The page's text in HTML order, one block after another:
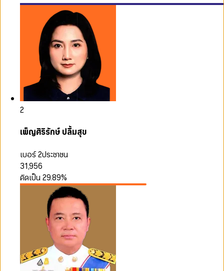
2
เพ็ญศิริรักษ์ ปลื้มสุข
เบอร์ 2ประชาชน
31,956
คิดเป็น29.89%